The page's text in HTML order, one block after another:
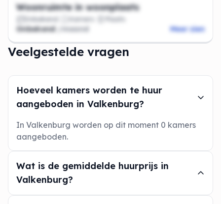
Woonruimte in woonplaats
Onbekend Kamers
Plaats
Onbekend
/maand Meer zien
Veelgestelde vragen
Hoeveel kamers worden te huur
aangeboden in Valkenburg?
In Valkenburg worden op dit moment 0 kamers
aangeboden.
Wat is de gemiddelde huurprijs in
Valkenburg?